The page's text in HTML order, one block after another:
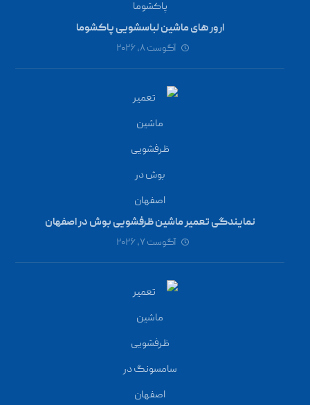
ارور های ماشین لباسشویی پاکشوما
آگوست ۸, ۲۰۲۶
نمایندگی تعمیر ماشین ظرفشویی بوش در اصفهان
آگوست ۷, ۲۰۲۶